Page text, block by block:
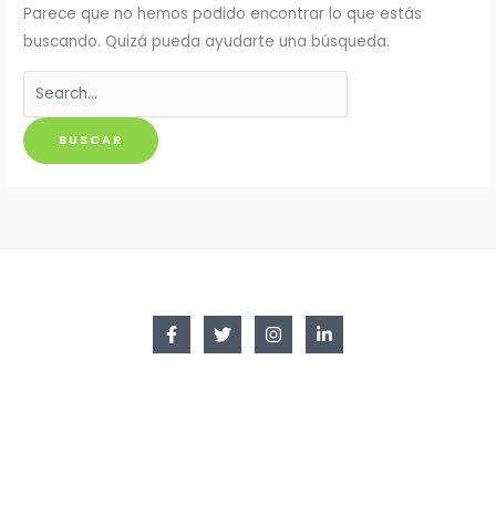
Parece que no hemos podido encontrar lo que estás
buscando. Quizá pueda ayudarte una búsqueda.
Buscar
por: